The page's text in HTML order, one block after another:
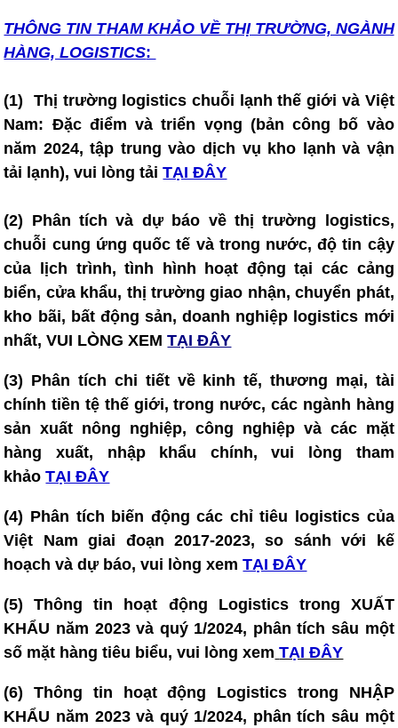
THÔNG TIN THAM KHẢO VỀ THỊ TRƯỜNG, NGÀNH
HÀNG, LOGISTICS:
(1) Thị trường logistics chuỗi lạnh thế giới và Việt
Nam: Đặc điểm và triển vọng (bản công bố vào
năm 2024, tập trung vào dịch vụ kho lạnh và vận
tải lạnh), vui lòng tảiTẠI ĐÂY
(2) Phân tích và dự báo về thị trường logistics,
chuỗi cung ứng quốc tế và trong nước, độ tin cậy
của lịch trình, tình hình hoạt động tại các cảng
biển, cửa khẩu, thị trường giao nhận, chuyển phát,
kho bãi, bất động sản, doanh nghiệp logistics mới
nhất, VUI LÒNG XEM TẠI ĐÂY
(3) Phân tích chi tiết về kinh tế, thương mại, tài
chính tiền tệ thế giới, trong nước, các ngành hàng
sản xuất nông nghiệp, công nghiệp và các mặt
hàng xuất, nhập khẩu chính, vui lòng tham
khảo TẠI ĐÂY
(4) Phân tích biến động các chỉ tiêu logistics của
Việt Nam giai đoạn 2017-2023, so sánh với kế
hoạch và dự báo, vui lòng xemTẠI ĐÂY
(5) Thông tin hoạt động Logistics trong XUẤT
KHẨU năm 2023 và quý 1/2024, phân tích sâu một
số mặt hàng tiêu biểu, vui lòng xem TẠI ĐÂY
(6)
Thông tin hoạt động Logistics trong NHẬP
KHẨU năm 2023 và quý 1/2024, phân tích sâu một